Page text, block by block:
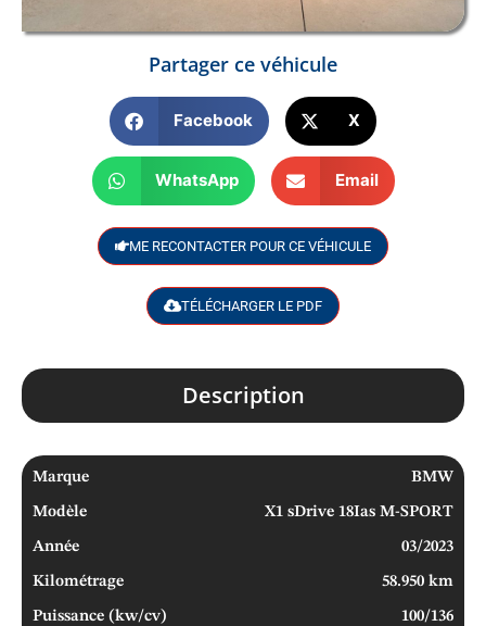
Partager ce véhicule
Facebook X
WhatsApp Email
ME RECONTACTER POUR CE VÉHICULE
TÉLÉCHARGER LE PDF
Description
Marque BMW
Modèle X1 sDrive 18Ias M-SPORT
Année 03/2023
Kilométrage 58.950 km
Puissance (kw/cv) 100/136